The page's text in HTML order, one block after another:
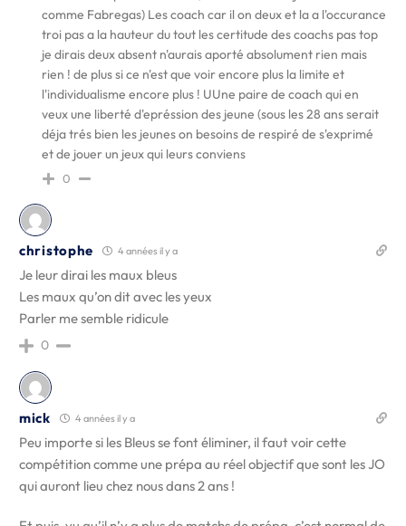
comme Fabregas) Les coach car il on deux et la a l'occurance
troi pas a la hauteur du tout les certitude des coachs pas top
je dirais deux absent n'aurais aporté absolument rien mais
rien ! de plus si ce n'est que voir encore plus la limite et
l'individualisme encore plus ! UUne paire de coach qui en
veux une liberté d'epréssion des jeune (sous les 28 ans serait
déja trés bien les jeunes on besoins de respiré de s'exprimé
et de jouer un jeux qui leurs conviens
0
christophe 4 années il y a
Je leur dirai les maux bleus
Les maux qu’on dit avec les yeux
Parler me semble ridicule
0
mick 4 années il y a
Peu importe si les Bleus se font éliminer, il faut voir cette
compétition comme une prépa au réel objectif que sont les JO
qui auront lieu chez nous dans 2 ans !